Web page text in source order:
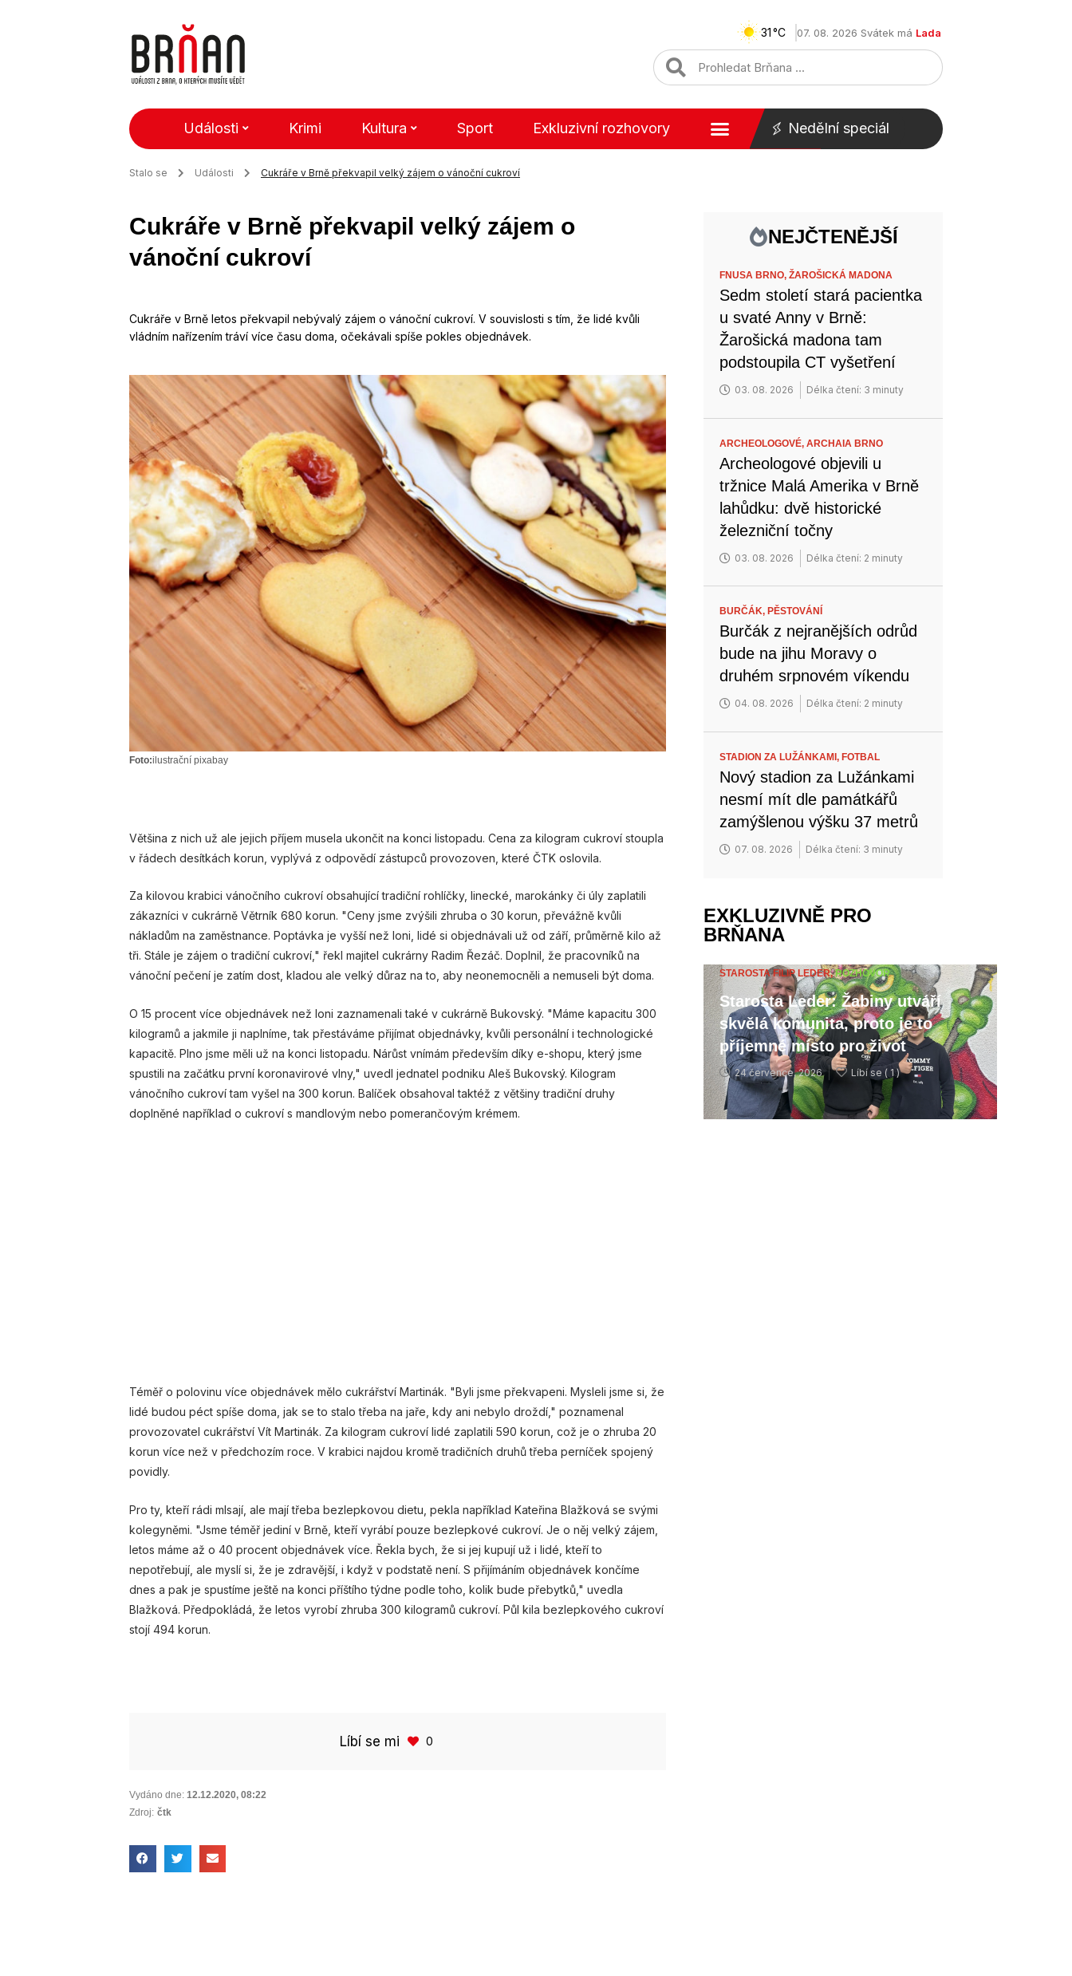
31 07. 08. 2026 Svátek má Lada
Události Krimi Kultura Sport Exkluzivní rozhovory Nedělní speciál
Stalo se Události Cukráře v Brně překvapil velký zájem o vánoční cukroví
Cukráře v Brně překvapil velký zájem o
vánoční cukroví
Cukráře v Brně letos překvapil nebývalý zájem o vánoční cukroví. V souvislosti s tím, že lidé kvůli
vládním nařízením tráví více času doma, očekávali spíše pokles objednávek.
Foto:ilustrační pixabay
Většina z nich už ale jejich příjem musela ukončit na konci listopadu. Cena za kilogram cukroví stoupla
v řádech desítkách korun, vyplývá z odpovědí zástupců provozoven, které ČTK oslovila.
Za kilovou krabici vánočního cukroví obsahující tradiční rohlíčky, linecké, marokánky či úly zaplatili
zákazníci v cukrárně Větrník 680 korun. "Ceny jsme zvýšili zhruba o 30 korun, převážně kvůli
nákladům na zaměstnance. Poptávka je vyšší než loni, lidé si objednávali už od září, průměrně kilo až
tři. Stále je zájem o tradiční cukroví," řekl majitel cukrárny Radim Řezáč. Doplnil, že pracovníků na
vánoční pečení je zatím dost, kladou ale velký důraz na to, aby neonemocněli a nemuseli být doma.
O 15 procent více objednávek než loni zaznamenali také v cukrárně Bukovský. "Máme kapacitu 300
kilogramů a jakmile ji naplníme, tak přestáváme přijímat objednávky, kvůli personální i technologické
kapacitě. Plno jsme měli už na konci listopadu. Nárůst vnímám především díky e-shopu, který jsme
spustili na začátku první koronavirové vlny," uvedl jednatel podniku Aleš Bukovský. Kilogram
vánočního cukroví tam vyšel na 300 korun. Balíček obsahoval taktéž z většiny tradiční druhy
doplněné například o cukroví s mandlovým nebo pomerančovým krémem.
Téměř o polovinu více objednávek mělo cukrářství Martinák. "Byli jsme překvapeni. Mysleli jsme si, že
lidé budou péct spíše doma, jak se to stalo třeba na jaře, kdy ani nebylo droždí," poznamenal
provozovatel cukrářství Vít Martinák. Za kilogram cukroví lidé zaplatili 590 korun, což je o zhruba 20
korun více než v předchozím roce. V krabici najdou kromě tradičních druhů třeba perníček spojený
povidly.
Pro ty, kteří rádi mlsají, ale mají třeba bezlepkovou dietu, pekla například Kateřina Blažková se svými
kolegyněmi. "Jsme téměř jediní v Brně, kteří vyrábí pouze bezlepkové cukroví. Je o něj velký zájem,
letos máme až o 40 procent objednávek více. Řekla bych, že si jej kupují už i lidé, kteří to
nepotřebují, ale myslí si, že je zdravější, i když v podstatě není. S přijímáním objednávek končíme
dnes a pak je spustíme ještě na konci příštího týdne podle toho, kolik bude přebytků," uvedla
Blažková. Předpokládá, že letos vyrobí zhruba 300 kilogramů cukroví. Půl kila bezlepkového cukroví
stojí 494 korun.
Líbí se mi 0
Vydáno dne: 12.12.2020, 08:22
Zdroj: čtk
NEJČTENĚJŠÍ
FNUSA BRNO,ŽAROŠICKÁ MADONA
Sedm století stará pacientka
u svaté Anny v Brně:
Žarošická madona tam
podstoupila CT vyšetření
03. 08. 2026 Délka čtení: 3 minuty
ARCHEOLOGOVÉ,ARCHAIA BRNO
Archeologové objevili u
tržnice Malá Amerika v Brně
lahůdku: dvě historické
železniční točny
03. 08. 2026 Délka čtení: 2 minuty
BURČÁK, PĚSTOVÁNÍ
Burčák z nejranějších odrůd
bude na jihu Moravy o
druhém srpnovém víkendu
04. 08. 2026 Délka čtení: 2 minuty
STADION ZA LUŽÁNKAMI,FOTBAL
Nový stadion za Lužánkami
nesmí mít dle památkářů
zamýšlenou výšku 37 metrů
07. 08. 2026 Délka čtení: 3 minuty
EXKLUZIVNĚ PRO
BRŇANA
STAROSTA FILIP LEDER,ROZHOVOR
Starosta Leder: Žabiny utváří
skvělá komunita, proto je to
příjemné místo pro život
24 července, 2026 Líbí se ( 1 )